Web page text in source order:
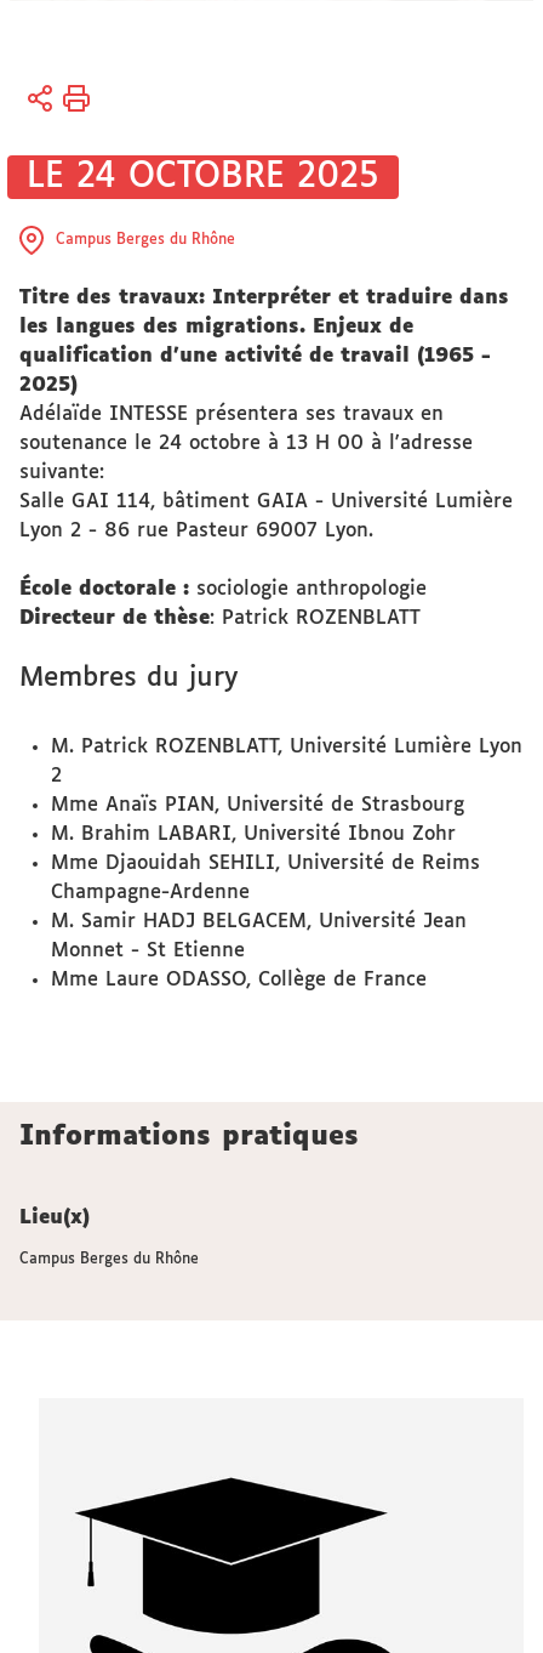
Vous
Accueil
de la
recherche
LE 24 OCTOBRE 2025
Campus Berges du Rhône
Titre des travaux: Interpréter et traduire dans
les langues des migrations. Enjeux de
qualification d'une activité de travail (1965 -
2025)
Adélaïde INTESSE présentera ses travaux en
soutenance le 24 octobre à 13 H 00 à l'adresse
suivante:
Salle GAI 114, bâtiment GAIA - Université Lumière
Lyon 2 - 86 rue Pasteur 69007 Lyon.
École doctorale : sociologie anthropologie
Directeur de thèse: Patrick ROZENBLATT
Membres du jury
M. Patrick ROZENBLATT, Université Lumière Lyon
2
Mme Anaïs PIAN, Université de Strasbourg
M. Brahim LABARI, Université Ibnou Zohr
Mme Djaouidah SEHILI, Université de Reims
Champagne-Ardenne
M. Samir HADJ BELGACEM, Université Jean
Monnet - St Etienne
Mme Laure ODASSO, Collège de France
Informations pratiques
Lieu(x)
Campus Berges du Rhône